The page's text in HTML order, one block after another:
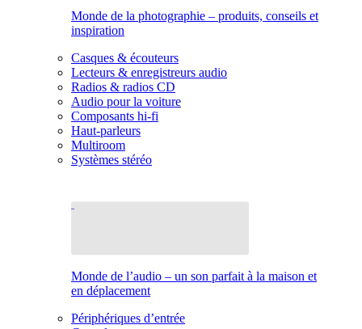
Monde de la photographie – produits, conseils et
inspiration
Casques & écouteurs
Lecteurs & enregistreurs audio
Radios & radios CD
Audio pour la voiture
Composants hi-fi
Haut-parleurs
Multiroom
Systèmes stéréo
Monde de l’audio – un son parfait à la maison et
en déplacement
Périphériques d’entrée